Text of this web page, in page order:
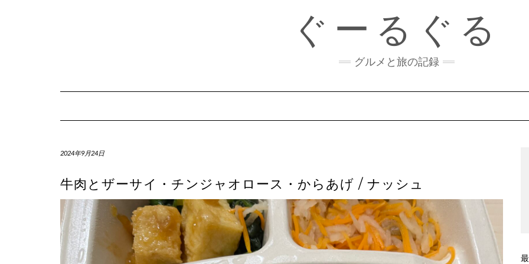
ぐーるぐる
グルメと旅の記録
2024年9月24日
牛肉とザーサイ・チンジャオロース・からあげ / ナッシュ